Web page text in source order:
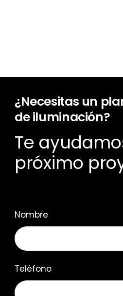
¿Necesitas un
de iluminación?
Te
próximo
Nombre
Teléfono